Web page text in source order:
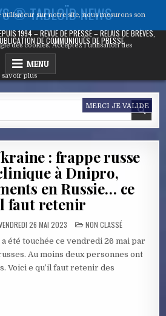
® TABLOÏD NEWS
1994 – REVUE DE PRESSE – RELAIS DE BRÈVES,
DE COMMUNIQUÉS DE PRESSE
MENU
: frappe russe
à Dnipro,
en Russie… ce
faut retenir
26 MAI 2023 POSTED
IN
NON CLASSÉ
été touchée ce vendredi 26 mai par
Au moins deux personnes ont
Voici e qu’il faut retenir des
sur notre site, nous mesurons son
des cookies. Acceptez l’utilisation des
savoir plus
MERCI JE VALIDE